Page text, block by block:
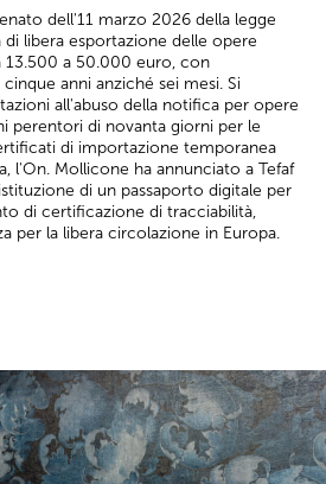
dell'11 marzo 2026 della legge
di libera esportazione delle opere
13.500 a 50.000 euro, con
anni anziché sei mesi. Si
all'abuso della notifica per opere
perentori di novanta giorni per le
di importazione temporanea
l'On. Mollicone ha annunciato a Tefaf
di un passaporto digitale per
di certificazione di tracciabilità,
per la libera circolazione in Europa.